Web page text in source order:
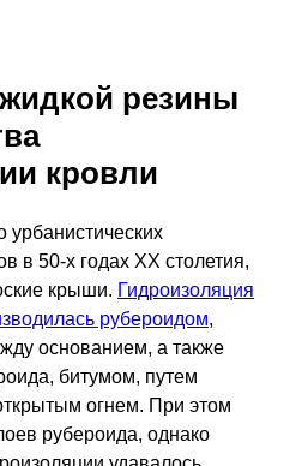
резины
кровли
в 50-х годах ХХ столетия,
крыши. Гидроизоляция
рубероидом,
основанием, а также
битумом, путем
огнем. При этом
рубероида, однако